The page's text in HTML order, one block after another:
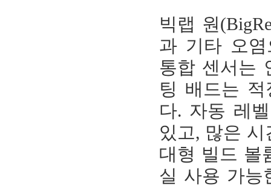
빅랩 원
과 기타 오염
통합 센서는
팅 배드는
다. 자동 레
있고, 많은 시
대형 빌드 볼
실 사용 가능